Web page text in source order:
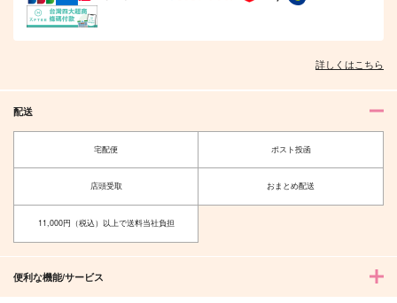
hamabe
サンプル
作品詳細
1,572円
飴村乱数
サンプル
詳しくはこちら
配送
宅配便 ポスト投函
店頭受取 おまとめ配送
11,000円（税込）以上で送料当社負担
便利な機能/サービス